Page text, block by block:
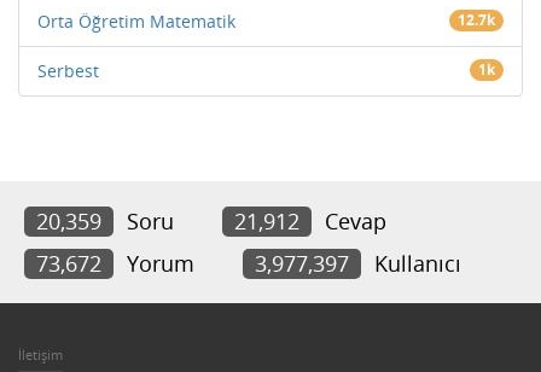
Orta Öğretim Matematik 12.7k
Serbest 1k
20,359 Soru 21,912
Cevap
73,672
Yorum 3,977,397 Kullanıcı
İletişim